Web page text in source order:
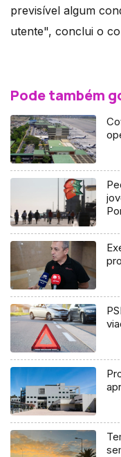
previsível algum
utente", conclui o
Pode também